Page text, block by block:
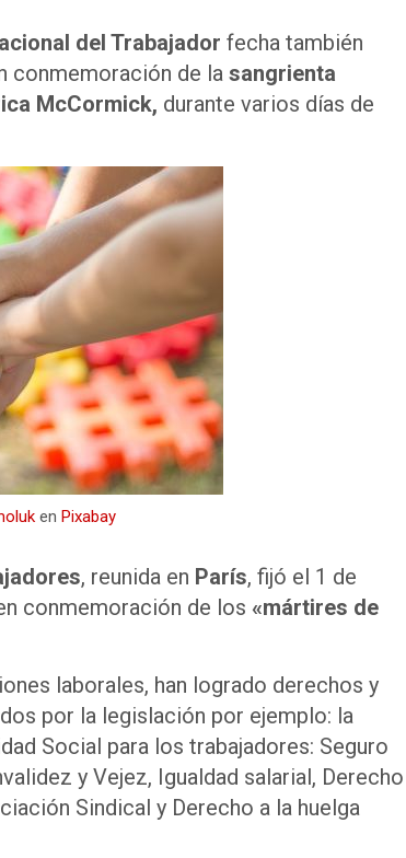
del Trabajador fecha también
conmemoración de la sangrienta
McCormick, durante varios días de
en Pixabay
, reunida en París, fijó el 1 de
conmemoración de los «mártires de
laborales, han logrado derechos y
por la legislación por ejemplo: la
Social para los trabajadores: Seguro
y Vejez, Igualdad salarial, Derecho
Sindical y Derecho a la huelga